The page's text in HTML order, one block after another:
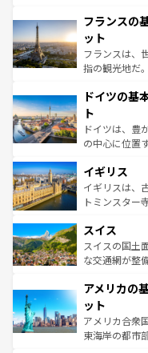
なお、新着の
しい。
文化が根付く
れる闘牛、そ
る。首都マド
アートに溢れ
せる。地方に
ンテンツ一覧
フランスの
ット
フランスは、
指の観光地だ
で、幅広い魅
聖堂、美しい
から魅了する
れ、フランス
香り高いラベ
らに、パリ以
も豊かな歴史
を参照してほ
ドイツの基
ト
ドイツは、豊
の中心に位置
顔を持つこの
ルリンの文化
してライン川
は、お酒好きな人
ドイツ情報は
イギリス
イギリスは、
トミンスター
リアごとに異
ティー、ビー
戦など、本場
ンツ一覧を参
スイス
スイスの国土
な交通網が整
の建物がその
博物館もあり
ことができる
者向けの交通
アメリカの
ット
アメリカ合衆
東海岸の都市